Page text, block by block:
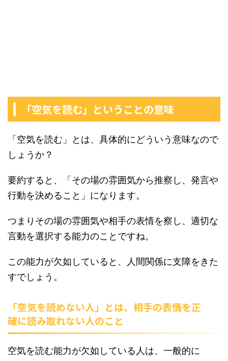
「空気を読む」ということの意味
「空気を読む」とは、具体的にどういう意味なので
しょうか？
要約すると、「その場の雰囲気から推察し、発言や
行動を決めること」になります。
つまりその場の雰囲気や相手の表情を察し、適切な
言動を選択する能力のことですね。
この能力が欠如していると、人間関係に支障をきた
すでしょう。
「空気を読めない人」とは、相手の表情を正
確に読み取れない人のこと
空気を読む能力が欠如している人は、一般的に